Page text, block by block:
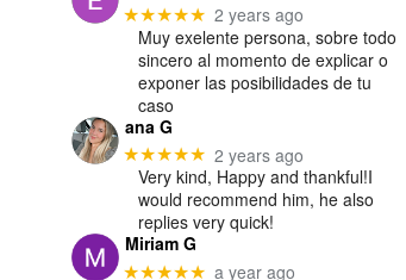
★★★★★ 2 years ago
Muy exelente persona, sobre todo
sincero al momento de explicar o
exponer las posibilidades de tu
caso
ana G
★★★★★ 2 years ago
Very kind, Happy and thankful!I
would recommend him, he also
replies very quick!
Miriam G
★★★★★ a year ago